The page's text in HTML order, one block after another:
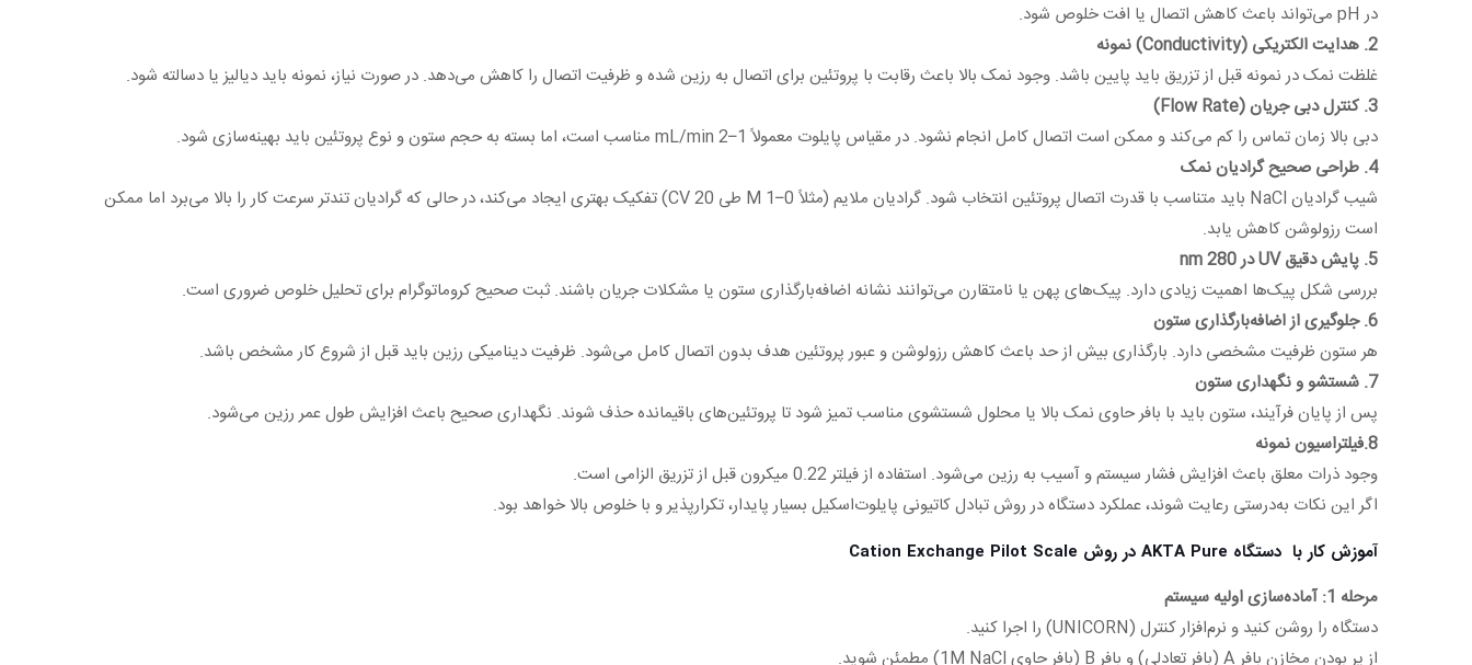
در pH می‌تواند باعث کاهش اتصال یا افت خلوص شود.
2. هدایت الکتریکی (Conductivity) نمونه
غلظت نمک در نمونه قبل از تزریق باید پایین باشد. وجود نمک بالا باعث رقابت با پروتئین برای اتصال به رزین شده و ظرفیت اتصال را کاهش می‌دهد. در صورت نیاز، نمونه باید دیالیز یا دسالته شود.
3. کنترل دبی جریان (Flow Rate)
دبی بالا زمان تماس را کم می‌کند و ممکن است اتصال کامل انجام نشود. در مقیاس پایلوت معمولاً 1–2 mL/min مناسب است، اما بسته به حجم ستون و نوع پروتئین باید بهینه‌سازی شود.
4. طراحی صحیح گرادیان نمک
شیب گرادیان NaCl باید متناسب با قدرت اتصال پروتئین انتخاب شود. گرادیان ملایم (مثلاً 0–1 M طی 20 CV) تفکیک بهتری ایجاد می‌کند، در حالی که گرادیان تند‌تر سرعت کار را بالا می‌برد اما ممکن
است رزولوشن کاهش یابد.
5. پایش دقیق UV در 280 nm
بررسی شکل پیک‌ها اهمیت زیادی دارد. پیک‌های پهن یا نامتقارن می‌توانند نشانه اضافه‌بارگذاری ستون یا مشکلات جریان باشند. ثبت صحیح کروماتوگرام برای تحلیل خلوص ضروری است.
6. جلوگیری از اضافه‌بارگذاری ستون
هر ستون ظرفیت مشخصی دارد. بارگذاری بیش از حد باعث کاهش رزولوشن و عبور پروتئین هدف بدون اتصال کامل می‌شود. ظرفیت دینامیکی رزین باید قبل از شروع کار مشخص باشد.
7. شستشو و نگهداری ستون
پس از پایان فرآیند، ستون باید با بافر حاوی نمک بالا یا محلول شستشوی مناسب تمیز شود تا پروتئین‌های باقیمانده حذف شوند. نگهداری صحیح باعث افزایش طول عمر رزین می‌شود.
8.فیلتراسیون نمونه
وجود ذرات معلق باعث افزایش فشار سیستم و آسیب به رزین می‌شود. استفاده از فیلتر 0.22 میکرون قبل از تزریق الزامی است.
اگر این نکات به‌درستی رعایت شوند، عملکرد دستگاه در روش تبادل کاتیونی پایلوت‌اسکیل بسیار پایدار، تکرارپذیر و با خلوص بالا خواهد بود.
آموزش کار با دستگاه AKTA Pure در روش Cation Exchange Pilot Scale
مرحله 1: آماده‌سازی اولیه سیستم
دستگاه را روشن کنید و نرم‌افزار کنترل (UNICORN) را اجرا کنید.
از پر بودن مخازن بافر A (بافر تعادلی) و بافر B (بافر حاوی 1M NaCl) مطمئن شوید.